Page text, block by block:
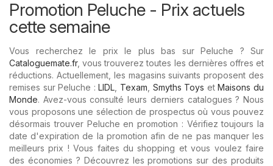
Promotion Peluche - Prix ​​actuels
cette semaine
Vous recherchez le prix le plus bas sur Peluche ? Sur
Cataloguemate.fr, vous trouverez toutes les dernières offres et
réductions. Actuellement, les magasins suivants proposent des
remises sur Peluche :LIDL Texam Smyths Toys etMaisons du
Monde. Avez-vous consulté leurs derniers catalogues ? Nous
vous proposons une sélection de prospectus où vous pouvez
désormais trouver Peluche en promotion : Vérifiez toujours la
date d'expiration de la promotion afin de ne pas manquer les
meilleurs prix ! Vous faites du shopping et vous voulez faire
des économies ? Découvrez les promotions sur des produits